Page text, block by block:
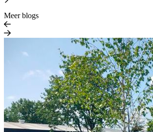
Meer blogs